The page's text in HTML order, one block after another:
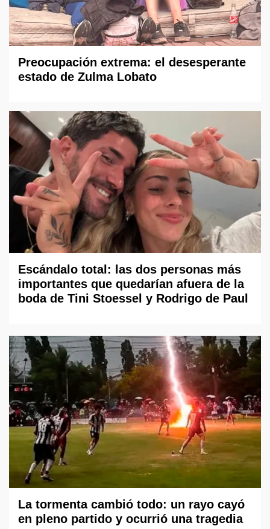
Preocupación extrema: el desesperante
estado de Zulma Lobato
Escándalo total: las dos personas más
importantes que quedarían afuera de la
boda de Tini Stoessel y Rodrigo de Paul
La tormenta cambió todo: un rayo cayó
en pleno partido y ocurrió una tragedia